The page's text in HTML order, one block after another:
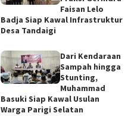
Faisan Lelo
Badja Siap Kawal Infrastruktur
Desa Tandaigi
Dari Kendaraan
Sampah hingga
Stunting,
Muhammad
Basuki Siap Kawal Usulan
Warga Parigi Selatan